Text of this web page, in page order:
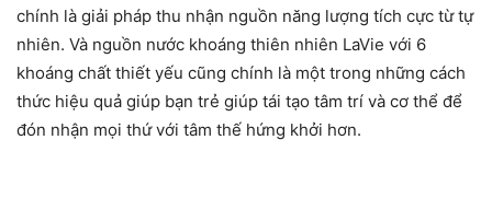
chính là giải pháp thu nhận nguồn năng lượng tích cực từ tự
nhiên. Và nguồn nước khoáng thiên nhiên LaVie với 6
khoáng chất thiết yếu cũng chính là một trong những cách
thức hiệu quả giúp bạn trẻ giúp tái tạo tâm trí và cơ thể để
đón nhận mọi thứ với tâm thế hứng khởi hơn.